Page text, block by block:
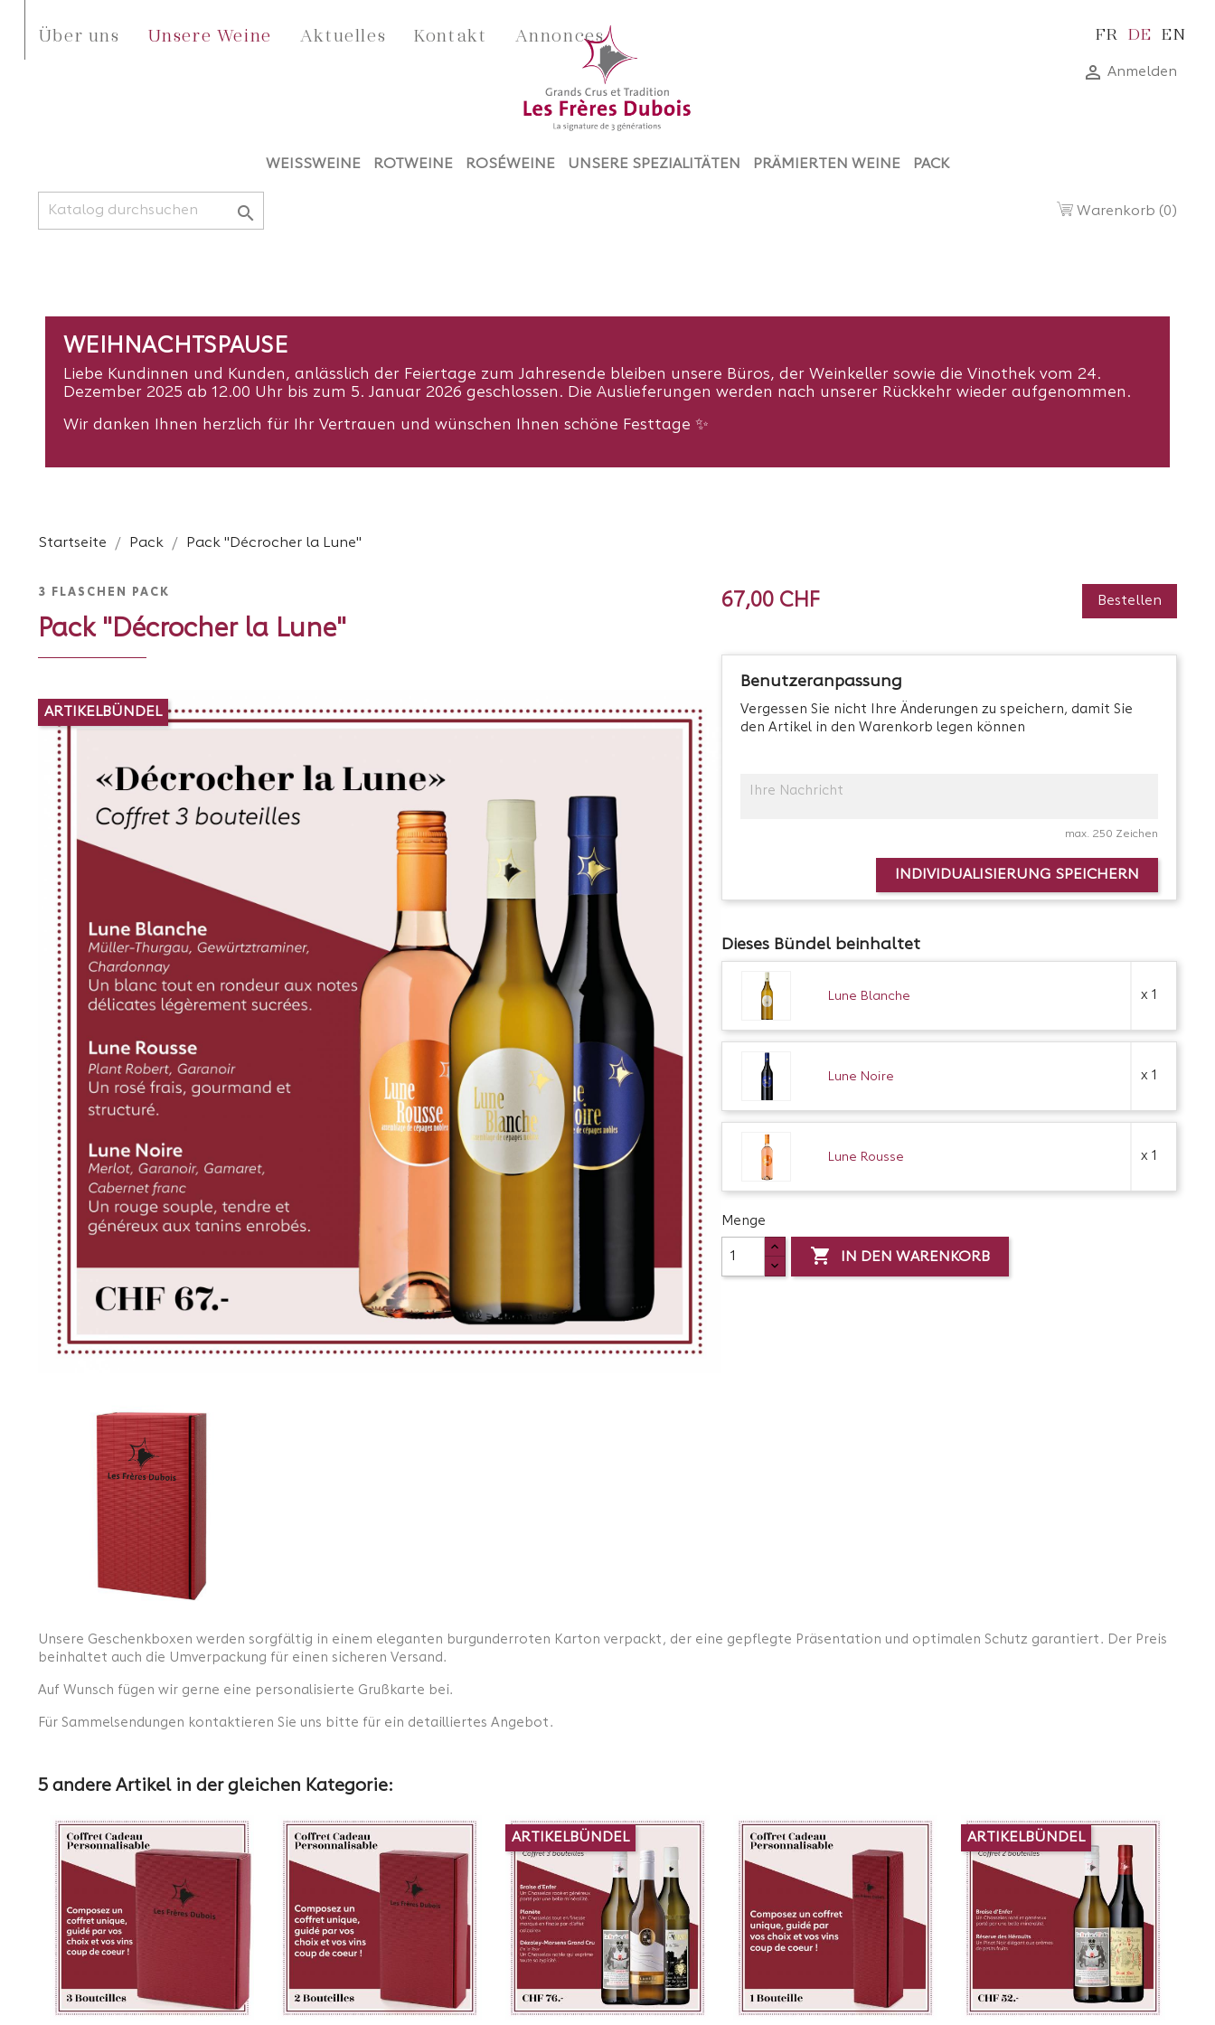
Über uns Unsere Weine Aktuelles Kontakt Annonces FR DE EN
 Anmelden
WEISSWEINE ROTWEINE ROSÉWEINE UNSERE SPEZIALITÄTEN PRÄMIERTEN WEINE PACK
 Warenkorb (0)
WEIHNACHTSPAUSE
Liebe Kundinnen und Kunden, anlässlich der Feiertage zum Jahresende bleiben unsere Büros, der Weinkeller sowie die Vinothek vom 24.
Dezember 2025 ab 12.00 Uhr bis zum 5. Januar 2026 geschlossen. Die Auslieferungen werden nach unserer Rückkehr wieder aufgenommen.
Wir danken Ihnen herzlich für Ihr Vertrauen und wünschen Ihnen schöne Festtage ✨
Startseite Pack Pack "Décrocher la Lune"
3 FLASCHEN PACK
Pack "Décrocher la Lune"
ARTIKELBÜNDEL
67,00 CHF Bestellen
Benutzeranpassung
Vergessen Sie nicht Ihre Änderungen zu speichern, damit Sie
den Artikel in den Warenkorb legen können
max. 250 Zeichen
INDIVIDUALISIERUNG SPEICHERN
Dieses Bündel beinhaltet
Lune Blanche x 1
Lune Noire x 1
Lune Rousse x 1
Menge
 IN DEN WARENKORB
Unsere Geschenkboxen werden sorgfältig in einem eleganten burgunderroten Karton verpackt, der eine gepflegte Präsentation und optimalen Schutz garantiert. Der Preis
beinhaltet auch die Umverpackung für einen sicheren Versand.
Auf Wunsch fügen wir gerne eine personalisierte Grußkarte bei.
Für Sammelsendungen kontaktieren Sie uns bitte für ein detailliertes Angebot.
5 andere Artikel in der gleichen Kategorie:
ARTIKELBÜNDEL ARTIKELBÜNDEL